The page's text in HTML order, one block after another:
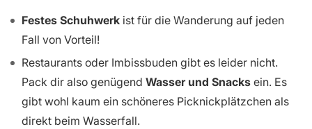
Festes Schuhwerk ist für die Wanderung auf jeden
Fall von Vorteil!
Restaurants oder Imbissbuden gibt es leider nicht.
Pack dir also genügend Wasser und Snacks ein. Es
gibt wohl kaum ein schöneres Picknickplätzchen als
direkt beim Wasserfall.